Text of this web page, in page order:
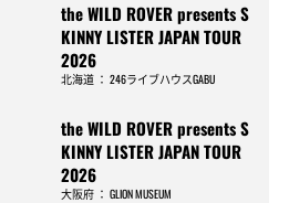
the WILD ROVER presents S
KINNY LISTER JAPAN TOUR
2026
北海道 ：246ライブハウスGABU
the WILD ROVER presents S
KINNY LISTER JAPAN TOUR
2026
大阪府 ：GLION MUSEUM